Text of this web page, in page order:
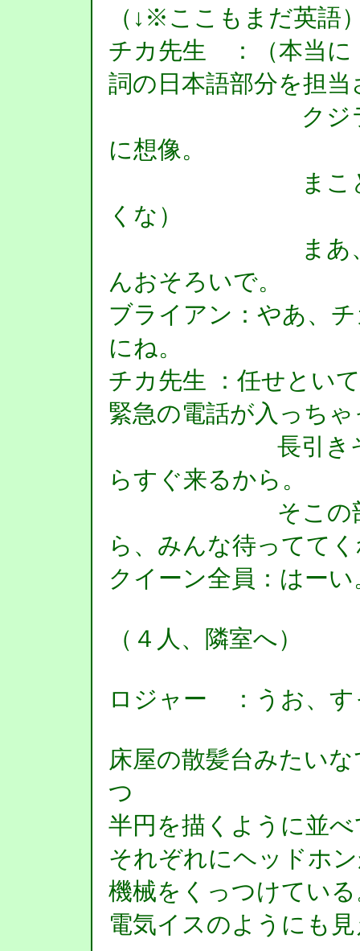
（↓※ここもまだ英語
チカ先生 ：（本当に
詞の日本語部分を担当
クジラオカ
に想像。
まことに恐
くな）
まあ、いら
んおそろいで。
ブライアン：やあ、
にね。
チカ先生 ：任せとい
緊急の電話が入っち
長引きそうな
らすぐ来るから。
そこの部屋に
ら、みんな待ってて
クイーン全員：はー
（４人、隣室へ）
ロジャー ：うお、す
床屋の散髪台みたい
つ
半円を描くように並
それぞれにヘッドホ
機械をくっつけてい
電気イスのようにも